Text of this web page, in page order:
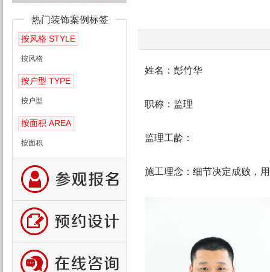
热门装饰案例标签
按风格 STYLE
按风格
按户型 TYPE
按户型
按面积 AREA
按面积
姓名：彭竹华
职称：监理
监理工龄：
施工理念： 细节决定成败，